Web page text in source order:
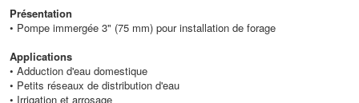
Présentation
• Pompe immergée 3" (75 mm) pour installation de forage
Applications
• Adduction d'eau domestique
• Petits réseaux de distribution d'eau
• Irrigation et arrosage